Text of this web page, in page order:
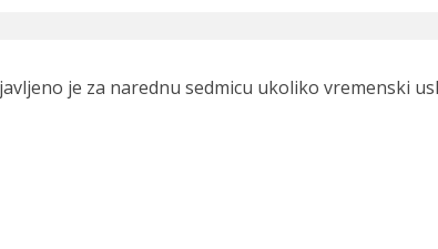
je za narednu sedmicu ukoliko vremenski